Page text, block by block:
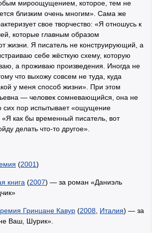
мироощущением, которое, тем не
близким очень многим». Сама же
свое творчество: «Я отношусь к
которые главным образом
жизни. Я писатель не конструирующий, а
себе жёсткую схему, которую
а проживаю произведения. Иногда не
что выхожу совсем не туда, куда
у меня способ жизни». При этом
— человек сомневающийся, она не
сих пор испытывает «ощущение
«Я как бы временный писатель, вот
делать что-то другое».
(2001)
книга (2007) — за роман «Даниэль
Гринцане Кавур (2008 Италия) — за
Ваш, Шурик».